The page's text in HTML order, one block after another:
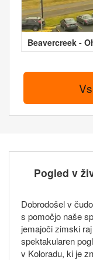
Beavercreek -
Pogled v
Dobrodošel v
s pomočjo naše
jemajoči zimski
spektakularen
v Koloradu, ki je